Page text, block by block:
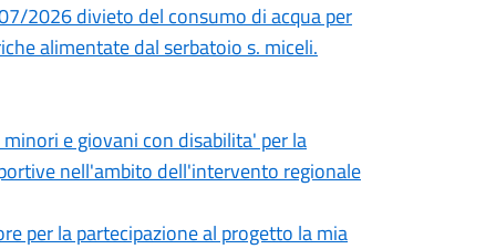
2026 divieto del consumo di acqua per
alimentate dal serbatoio s. miceli.
e giovani con disabilita' per la
nell'ambito dell'intervento regionale
per la partecipazione al progetto la mia